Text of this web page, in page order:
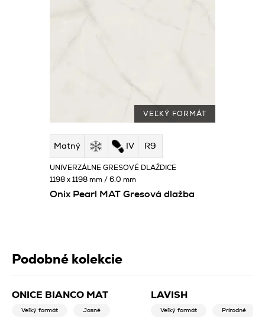
VEĽKÝ FORMÁT
Matný IV R9
Onix Pearl MAT Gresová dlažba
UNIVERZÁLNE GRESOVÉ DLAŽDICE
1198 x 1198 mm / 6.0 mm
Podobné kolekcie
ONICE BIANCO MAT
Veľký formát Jasné
LAVISH
Veľký formát Prírodné